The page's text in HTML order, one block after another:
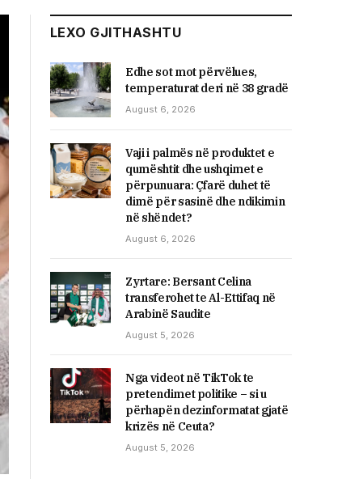
LEXO GJITHASHTU
Edhe sot mot përvëlues,
temperaturat deri në 38 gradë
August 6, 2026
Vaji i palmës në produktet e
qumështit dhe ushqimet e
përpunuara: Çfarë duhet të
dimë për sasinë dhe ndikimin
në shëndet?
August 6, 2026
Zyrtare: Bersant Celina
transferohet te Al-Ettifaq në
Arabinë Saudite
August 5, 2026
Nga videot në TikTok te
pretendimet politike – si u
përhapën dezinformatat gjatë
krizës në Ceuta?
August 5, 2026